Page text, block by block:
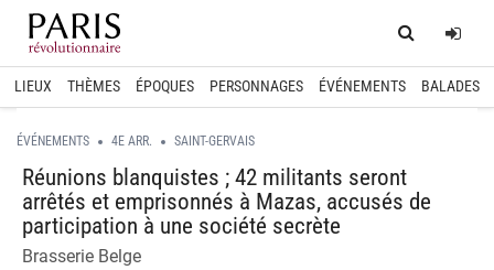
Home
LIEUX THÈMES ÉPOQUES PERSONNAGES ÉVÉNEMENTS BALADES
ÉVÉNEMENTS 4E ARR. SAINT-GERVAIS
Réunions blanquistes ; 42 militants seront
arrêtés et emprisonnés à Mazas, accusés de
participation à une société secrète
Brasserie Belge